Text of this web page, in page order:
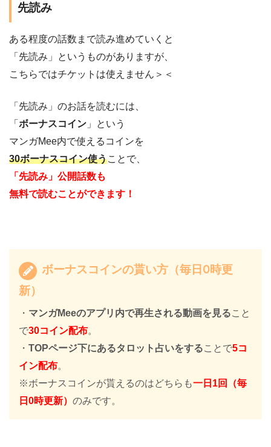
先読み
ある程度の話数まで読み進めていくと
「先読み」というものがありますが、
こちらではチケットは使えません＞＜
「先読み」のお話を読むには、
「 ボーナスコイン 」という
マンガMee内で使えるコインを
30ボーナスコイン使うことで、
「先読み」公開話数も
無料で読むことができます！
ボーナスコインの貰い方（毎日0時更
新）
・ マンガMeeのアプリ内で再生される動画を見ること
で30コイン配布。
・ TOPページ下にあるタロット占いをすることで5コ
イン配布。
※ボーナスコインが貰えるのはどちらも一日1回（毎
日0時更新） のみです。